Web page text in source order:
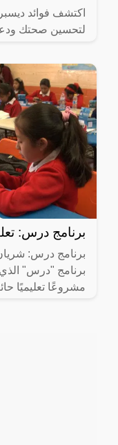
اكتشف فوائد
لتحسين صحتك
برنامج درس:
برنامج درس: شريان
مشروعًا تعليميًا